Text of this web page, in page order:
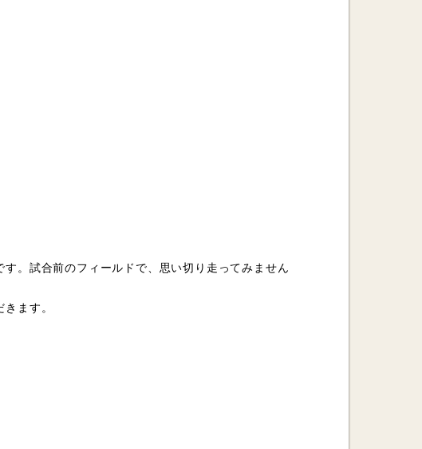
。試合前のフィールドで、思い切り走ってみません
ます。